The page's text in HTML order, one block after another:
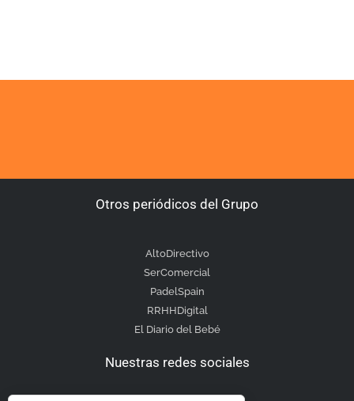
Otros periódicos del Grupo
AltoDirectivo
SerComercial
PadelSpain
RRHHDigital
El Diario del Bebé
Nuestras redes sociales